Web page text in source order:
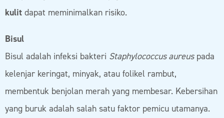
kulit dapat meminimalkan risiko.
Bisul
Bisul adalah infeksi bakteri Staphylococcus aureuspada
kelenjar keringat, minyak, atau folikel rambut,
membentuk benjolan merah yang membesar. Kebersihan
yang buruk adalah salah satu faktor pemicu utamanya.